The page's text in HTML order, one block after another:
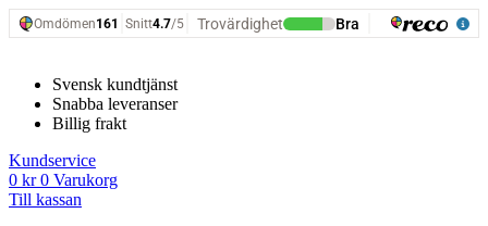
Hoppa
till
Svensk kundtjänst
Snabba leveranser
Billig frakt
Kundservice
0 kr 0 Varukorg
Till kassan